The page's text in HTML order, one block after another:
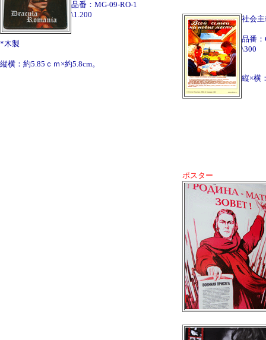
品番：MG-09-RO-1
\1.200
*木製
縦横：約5.85ｃｍ×約5.8cm。
社会
品番
\300
縦×横
ポスター